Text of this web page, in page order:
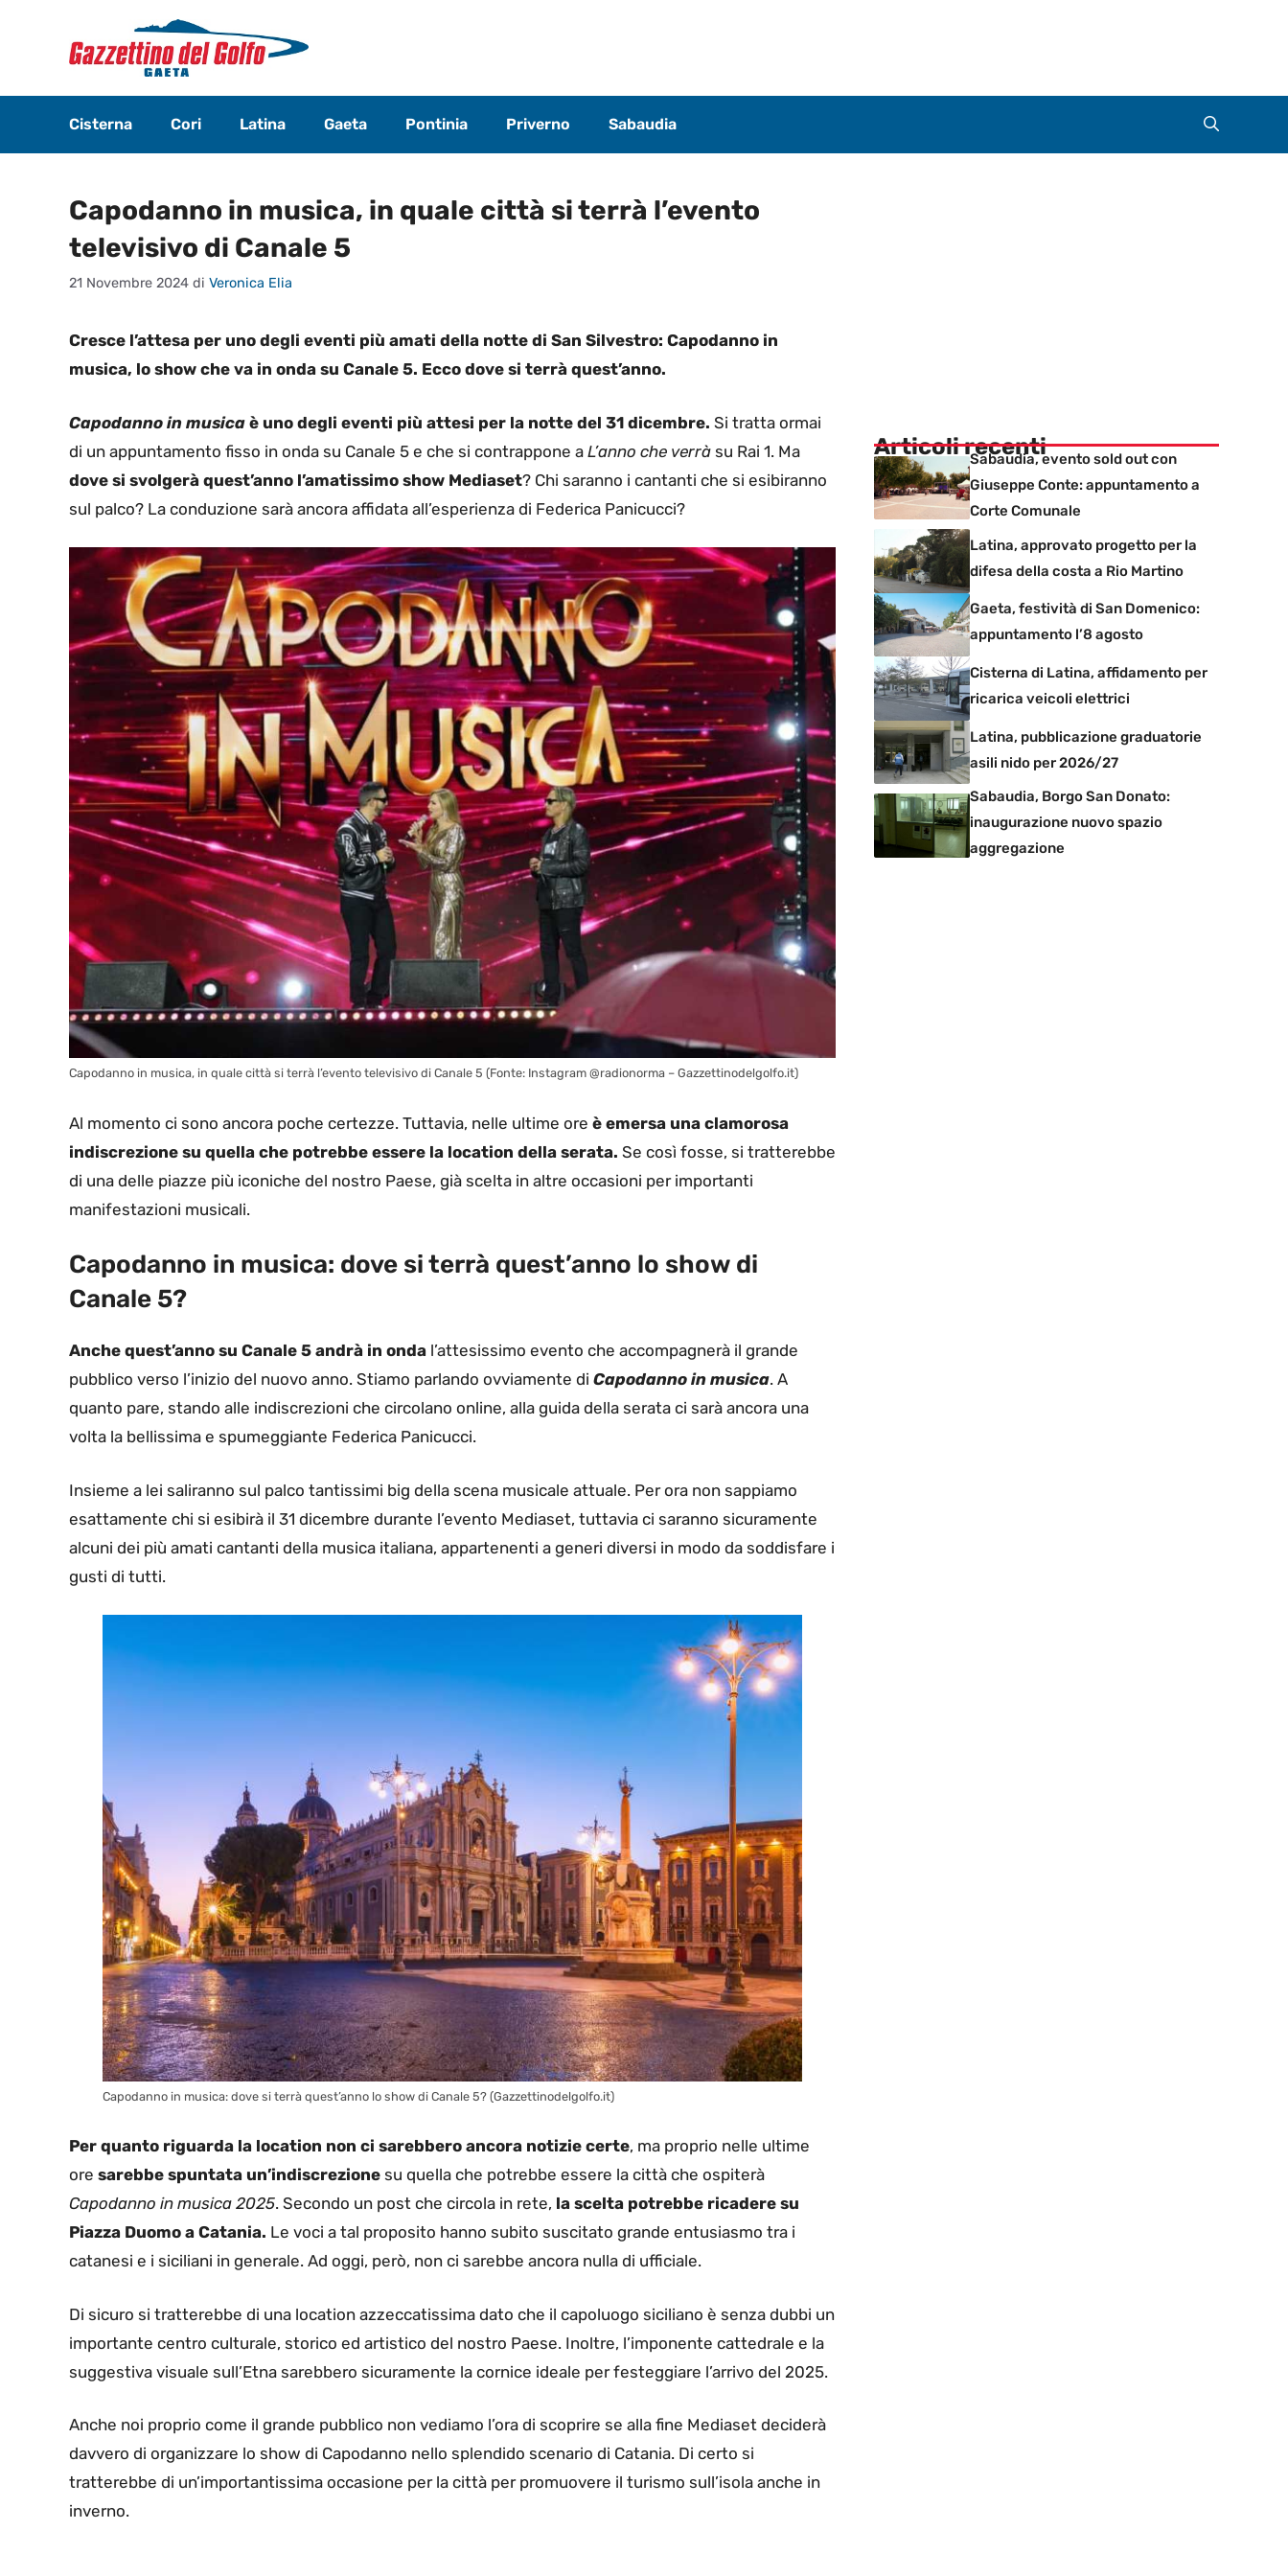
contenuto
Cisterna Cori Latina Gaeta Pontinia Priverno Sabaudia
Capodanno in musica, in quale città si terrà l’evento
televisivo di Canale 5
21 Novembre 2024 di Veronica Elia
Cresce l’attesa per uno degli eventi più amati della notte di San Silvestro: Capodanno in
musica, lo show che va in onda su Canale 5. Ecco dove si terrà quest’anno.
Capodanno in musica è uno degli eventi più attesi per la notte del 31 dicembre. Si tratta ormai
di un appuntamento fisso in onda su Canale 5 e che si contrappone a L’anno che verrà su Rai 1. Ma
dove si svolgerà quest’anno l’amatissimo show Mediaset? Chi saranno i cantanti che si esibiranno
sul palco? La conduzione sarà ancora affidata all’esperienza di Federica Panicucci?
Capodanno in musica, in quale città si terrà l’evento televisivo di Canale 5 (Fonte: Instagram @radionorma – Gazzettinodelgolfo.it)
Al momento ci sono ancora poche certezze. Tuttavia, nelle ultime ore è emersa una clamorosa
indiscrezione su quella che potrebbe essere la location della serata. Se così fosse, si tratterebbe
di una delle piazze più iconiche del nostro Paese, già scelta in altre occasioni per importanti
manifestazioni musicali.
Capodanno in musica: dove si terrà quest’anno lo show di
Canale 5?
Anche quest’anno su Canale 5 andrà in onda l’attesissimo evento che accompagnerà il grande
pubblico verso l’inizio del nuovo anno. Stiamo parlando ovviamente di Capodanno in musica. A
quanto pare, stando alle indiscrezioni che circolano online, alla guida della serata ci sarà ancora una
volta la bellissima e spumeggiante Federica Panicucci.
Insieme a lei saliranno sul palco tantissimi big della scena musicale attuale. Per ora non sappiamo
esattamente chi si esibirà il 31 dicembre durante l’evento Mediaset, tuttavia ci saranno sicuramente
alcuni dei più amati cantanti della musica italiana, appartenenti a generi diversi in modo da soddisfare i
gusti di tutti.
Capodanno in musica: dove si terrà quest’anno lo show di Canale 5? (Gazzettinodelgolfo.it)
Per quanto riguarda la location non ci sarebbero ancora notizie certe, ma proprio nelle ultime
ore sarebbe spuntata un’indiscrezione su quella che potrebbe essere la città che ospiterà
Capodanno in musica 2025. Secondo un post che circola in rete, la scelta potrebbe ricadere su
Piazza Duomo a Catania. Le voci a tal proposito hanno subito suscitato grande entusiasmo tra i
catanesi e i siciliani in generale. Ad oggi, però, non ci sarebbe ancora nulla di ufficiale.
Di sicuro si tratterebbe di una location azzeccatissima dato che il capoluogo siciliano è senza dubbi un
importante centro culturale, storico ed artistico del nostro Paese. Inoltre, l’imponente cattedrale e la
suggestiva visuale sull’Etna sarebbero sicuramente la cornice ideale per festeggiare l’arrivo del 2025.
Anche noi proprio come il grande pubblico non vediamo l’ora di scoprire se alla fine Mediaset deciderà
davvero di organizzare lo show di Capodanno nello splendido scenario di Catania. Di certo si
tratterebbe di un’importantissima occasione per la città per promuovere il turismo sull’isola anche in
inverno.
Articoli recentiSabaudia, evento sold out con
Giuseppe Conte: appuntamento a
Corte Comunale
Latina, approvato progetto per la
difesa della costa a Rio Martino
Gaeta, festività di San Domenico:
appuntamento l’8 agosto
Cisterna di Latina, affidamento per
ricarica veicoli elettrici
Latina, pubblicazione graduatorie
asili nido per 2026/27
Sabaudia, Borgo San Donato:
inaugurazione nuovo spazio
aggregazione